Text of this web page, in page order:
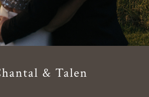
& Talen